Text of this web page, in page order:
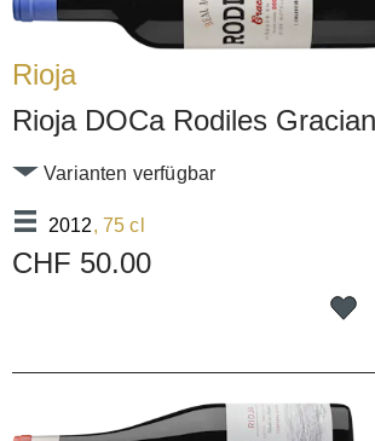
Rioja
Rioja DOCa Rodiles
2012, 75 cl
Varianten verfügbar
CHF 50.00